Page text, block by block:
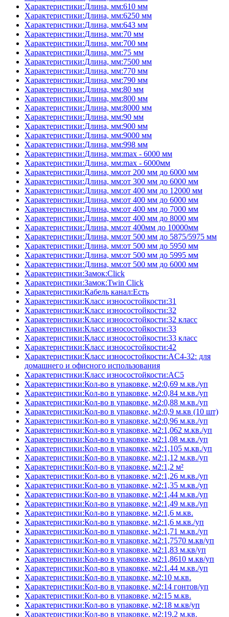
Характеристики:Длина, мм:610 мм
Характеристики:Длина, мм:6250 мм
Характеристики:Длина, мм:643 мм
Характеристики:Длина, мм:70 мм
Характеристики:Длина, мм:700 мм
Характеристики:Длина, мм:75 мм
Характеристики:Длина, мм:7500 мм
Характеристики:Длина, мм:770 мм
Характеристики:Длина, мм:790 мм
Характеристики:Длина, мм:80 мм
Характеристики:Длина, мм:800 мм
Характеристики:Длина, мм:8000 мм
Характеристики:Длина, мм:90 мм
Характеристики:Длина, мм:900 мм
Характеристики:Длина, мм:9000 мм
Характеристики:Длина, мм:998 мм
Характеристики:Длина, мм:max - 6000 мм
Характеристики:Длина, мм:max - 6000мм
Характеристики:Длина, мм:от 200 мм до 6000 мм
Характеристики:Длина, мм:от 300 мм до 6000 мм
Характеристики:Длина, мм:от 400 мм до 12000 мм
Характеристики:Длина, мм:от 400 мм до 6000 мм
Характеристики:Длина, мм:от 400 мм до 7000 мм
Характеристики:Длина, мм:от 400 мм до 8000 мм
Характеристики:Длина, мм:от 400мм до 10000мм
Характеристики:Длина, мм:от 500 мм до 5875/5975 мм
Характеристики:Длина, мм:от 500 мм до 5950 мм
Характеристики:Длина, мм:от 500 мм до 5995 мм
Характеристики:Длина, мм:от 500 мм до 6000 мм
Характеристики:Замок:Click
Характеристики:Замок:Twin Click
Характеристики:Кабель канал:Есть
Характеристики:Класс износостойкости:31
Характеристики:Класс износостойкости:32
Характеристики:Класс износостойкости:32 класс
Характеристики:Класс износостойкости:33
Характеристики:Класс износостойкости:33 класс
Характеристики:Класс износостойкости:42
Характеристики:Класс износостойкости:AC4-32: для
домашнего и офисного использования
Характеристики:Класс износостойкости:AC5
Характеристики:Кол-во в упаковке, м2:0,69 м.кв./уп
Характеристики:Кол-во в упаковке, м2:0,84 м.кв./уп
Характеристики:Кол-во в упаковке, м2:0,88 м.кв./уп
Характеристики:Кол-во в упаковке, м2:0,9 м.кв (10 шт)
Характеристики:Кол-во в упаковке, м2:0,96 м.кв./уп
Характеристики:Кол-во в упаковке, м2:1,062 м.кв./уп
Характеристики:Кол-во в упаковке, м2:1,08 м.кв./уп
Характеристики:Кол-во в упаковке, м2:1,105 м.кв./уп
Характеристики:Кол-во в упаковке, м2:1,12 м.кв./уп
Характеристики:Кол-во в упаковке, м2:1,2 м²
Характеристики:Кол-во в упаковке, м2:1,26 м.кв./уп
Характеристики:Кол-во в упаковке, м2:1,35 м.кв./уп
Характеристики:Кол-во в упаковке, м2:1,44 м.кв./уп
Характеристики:Кол-во в упаковке, м2:1,49 м.кв./уп
Характеристики:Кол-во в упаковке, м2:1,6 м.кв.
Характеристики:Кол-во в упаковке, м2:1,6 м.кв./уп
Характеристики:Кол-во в упаковке, м2:1,71 м.кв./уп
Характеристики:Кол-во в упаковке, м2:1,7570 м.кв/уп
Характеристики:Кол-во в упаковке, м2:1,83 м.кв/уп
Характеристики:Кол-во в упаковке, м2:1,8610 м.кв/уп
Характеристики:Кол-во в упаковке, м2:1.44 м.кв./уп
Характеристики:Кол-во в упаковке, м2:10 м.кв.
Характеристики:Кол-во в упаковке, м2:14 гонтов/уп
Характеристики:Кол-во в упаковке, м2:15 м.кв.
Характеристики:Кол-во в упаковке, м2:18 м.кв/уп
Характеристики:Кол-во в упаковке, м2:19,2 м.кв.